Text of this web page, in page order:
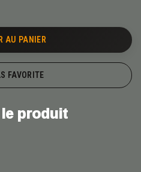
AU PANIER
FAVORITE
produit